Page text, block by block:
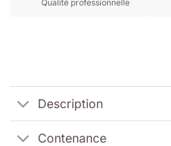
Qualité professionnelle
Description
Contenance